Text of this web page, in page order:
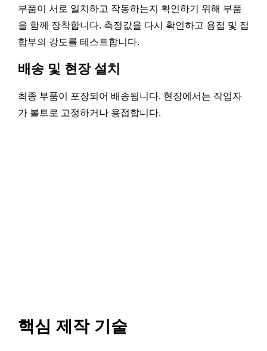
부품이 서로 일치하고 작동하는지 확인하기 위해 부품
을 함께 장착합니다. 측정값을 다시 확인하고 용접 및 접
합부의 강도를 테스트합니다.
배송 및 현장 설치
최종 부품이 포장되어 배송됩니다. 현장에서는 작업자
가 볼트로 고정하거나 용접합니다.
핵심 제작 기술